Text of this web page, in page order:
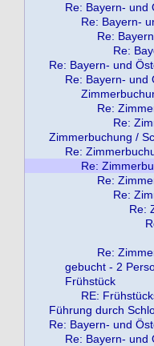
Re: Bayern- und
Re: Bayern-
Re:
Re:
Re: Bayern- und
Re: Bayern- und
Re:
Re:
Zimmerbuchung /
Re:
Re:
Re:
Re:
Re:
Re:
gebucht - 2
Frühstück
RE:
Führung durch
Re: Bayern- und
Re: Bayern- und